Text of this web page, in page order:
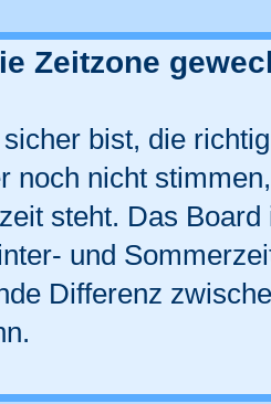
Zeitzone
bist, die
noch nicht
steht. Das
und
Differenz